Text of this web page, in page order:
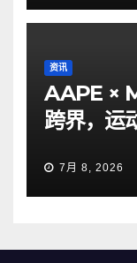
资讯
AAPE ×
跨界，运
7月 8, 2026